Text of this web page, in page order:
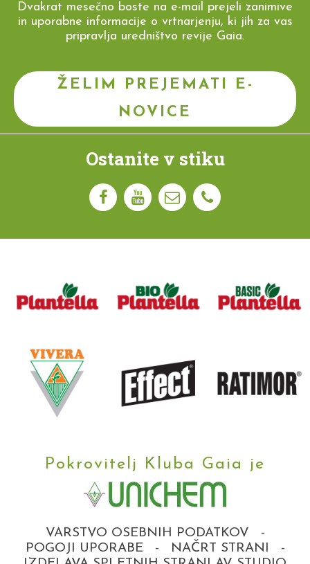
Dvakrat mesečno boste na e-mail prejeli zanimive
in uporabne informacije o vrtnarjenju, ki jih za vas
pripravlja uredništvo revije Gaia.
ŽELIM PREJEMATI E-
NOVICE
Ostanite v stiku
Pokrovitelj Kluba Gaia je
VARSTVO OSEBNIH PODATKOV
-
POGOJI UPORABE
- NAČRT STRANI
-